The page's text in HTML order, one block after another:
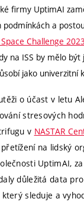
firmy UptimAI
a
Challenge 2023
na ISS by mělo
jako univerzitní
o účast v letu
stresových
v NASTAR
na lidský
UptimAI,
důležitá data
sleduje a